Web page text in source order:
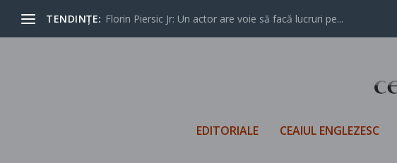
TENDINȚE: Florin Piersic Jr: Un actor are voie să facă lucruri pe...
EDITORIALE CEAIUL ENGLEZESC